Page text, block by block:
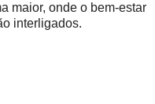
maior, onde o bem-estar
interligados.